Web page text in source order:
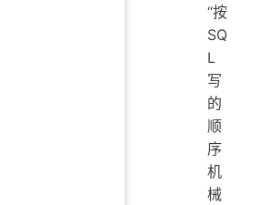
“按
SQ
L
写
的
顺
序
机
械